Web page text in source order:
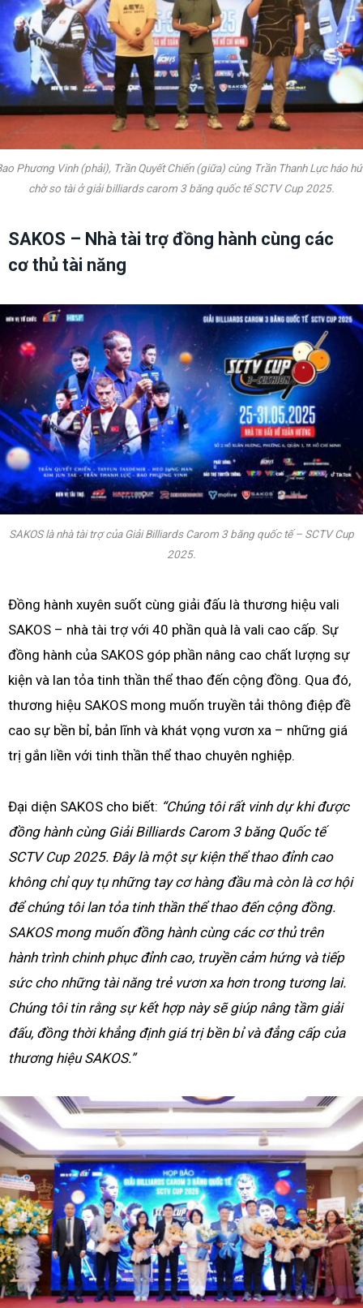
Phương Vinh (phải), Trần Quyết Chiến (giữa) cùng Trần Thanh Lực háo
chờ so tài ở giải billiards carom 3 băng quốc tế SCTV Cup 2025.
SAKOS – Nhà tài trợ đồng hành cùng các
cơ thủ tài năng
SAKOS là nhà tài trợ của Giải Billiards Carom 3 băng quốc tế – SCTV Cup
2025.
Đồng hành xuyên suốt cùng giải đấu là thương hiệu vali
SAKOS – nhà tài trợ với 40 phần quà là vali cao cấp. Sự
đồng hành của SAKOS góp phần nâng cao chất lượng sự
kiện và lan tỏa tinh thần thể thao đến cộng đồng. Qua đó,
thương hiệu SAKOS mong muốn truyền tải thông điệp đề
cao sự bền bỉ, bản lĩnh và khát vọng vươn xa – những giá
trị gắn liền với tinh thần thể thao chuyên nghiệp.
Đại diện SAKOS cho biết: “Chúng tôi rất vinh dự khi được
đồng hành cùng Giải Billiards Carom 3 băng Quốc tế
SCTV Cup 2025. Đây là một sự kiện thể thao đỉnh cao
không chỉ quy tụ những tay cơ hàng đầu mà còn là cơ hội
để chúng tôi lan tỏa tinh thần thể thao đến cộng đồng.
SAKOS mong muốn đồng hành cùng các cơ thủ trên
hành trình chinh phục đỉnh cao, truyền cảm hứng và tiếp
sức cho những tài năng trẻ vươn xa hơn trong tương lai.
Chúng tôi tin rằng sự kết hợp này sẽ giúp nâng tầm giải
đấu, đồng thời khẳng định giá trị bền bỉ và đẳng cấp của
thương hiệu SAKOS.”